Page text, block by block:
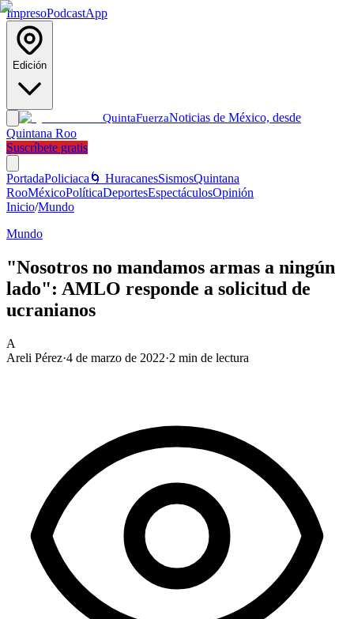
ImpresoPodcastApp
Edición
QuintaFuerzaNoticias de México, desde
Quintana Roo
Suscríbete gratis
PortadaPoliciaca 🌀 HuracanesSismosQuintana
RooMéxicoPolíticaDeportesEspectáculosOpinión
Inicio/Mundo
Mundo
"Nosotros no mandamos armas a ningún
lado": AMLO responde a solicitud de
ucranianos
A
Areli Pérez·4 de marzo de 2022·2 min de lectura